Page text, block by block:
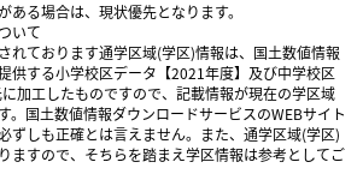
る場合は、現状優先となります。
いて
れております通学区域(学区)情報は、国土数値情報
供する小学校区データ【2021年度】及び中学校区
加工したものですので、記載情報が現在の学区域
。国土数値情報ダウンロードサービスのWEBサイト
ずしも正確とは言えません。また、通学区域(学区)
ますので、そちらを踏まえ学区情報は参考としてご